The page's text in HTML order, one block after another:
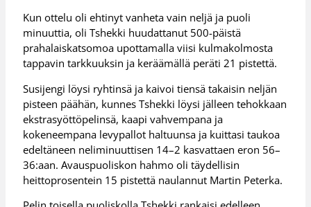
Kun ottelu oli ehtinyt vanheta vain neljä ja puoli
minuuttia, oli Tshekki huudattanut 500-päistä
prahalaiskatsomoa upottamalla viisi kulmakolmosta
tappavin tarkkuuksin ja keräämällä peräti 21 pistettä.
Susijengi löysi ryhtinsä ja kaivoi tiensä takaisin neljän
pisteen päähän, kunnes Tshekki löysi jälleen tehokkaan
ekstrasyöttöpelinsä, kaapi vahvempana ja
kokeneempana levypallot haltuunsa ja kuittasi taukoa
edeltäneen neliminuuttisen 14–2 kasvattaen eron 56–
36:aan. Avauspuoliskon hahmo oli täydellisin
heittoprosentein 15 pistettä naulannut Martin Peterka.